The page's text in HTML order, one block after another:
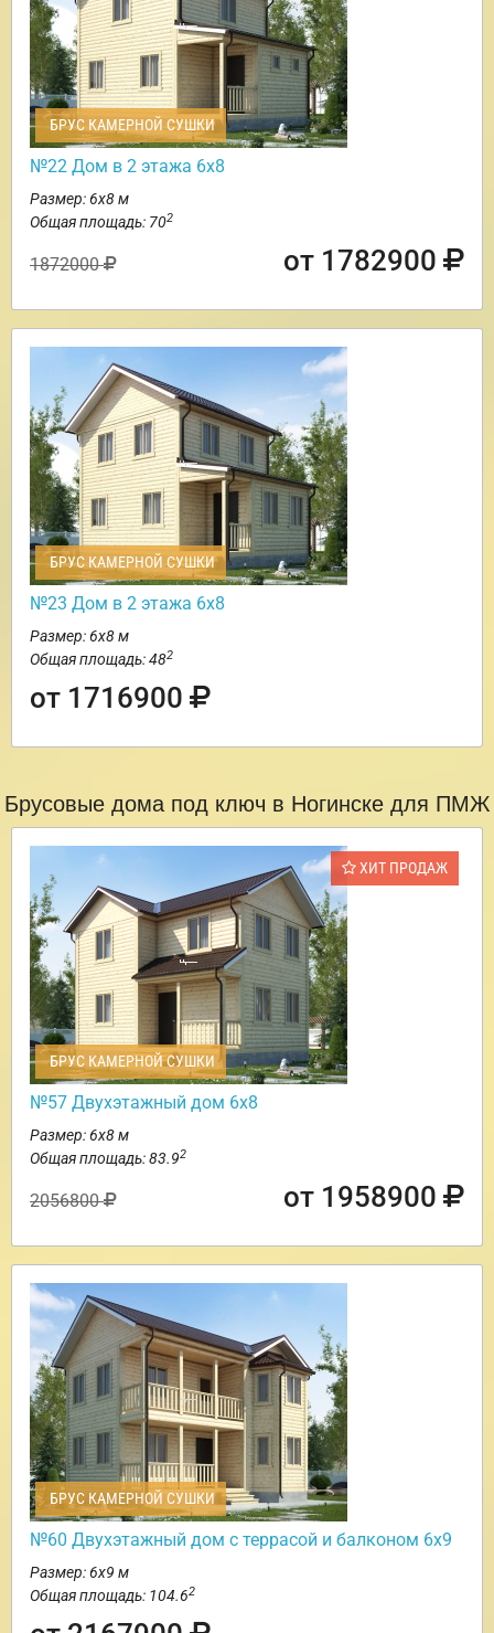
БРУС КАМЕРНОЙ СУШКИ
№22 Дом в 2 этажа 6х8
Размер: 6х8 м
Общая площадь: 702
1872000 от 1782900
БРУС КАМЕРНОЙ СУШКИ
№23 Дом в 2 этажа 6х8
Размер: 6х8 м
Общая площадь: 482
от 1716900
Брусовые дома под ключ в Ногинске для ПМЖ
ХИТ ПРОДАЖ
БРУС КАМЕРНОЙ СУШКИ
№57 Двухэтажный дом 6х8
Размер: 6х8 м
Общая площадь: 83.92
2056800 от 1958900
БРУС КАМЕРНОЙ СУШКИ
№60 Двухэтажный дом с террасой и балконом 6х9
Размер: 6х9 м
Общая площадь: 104.62